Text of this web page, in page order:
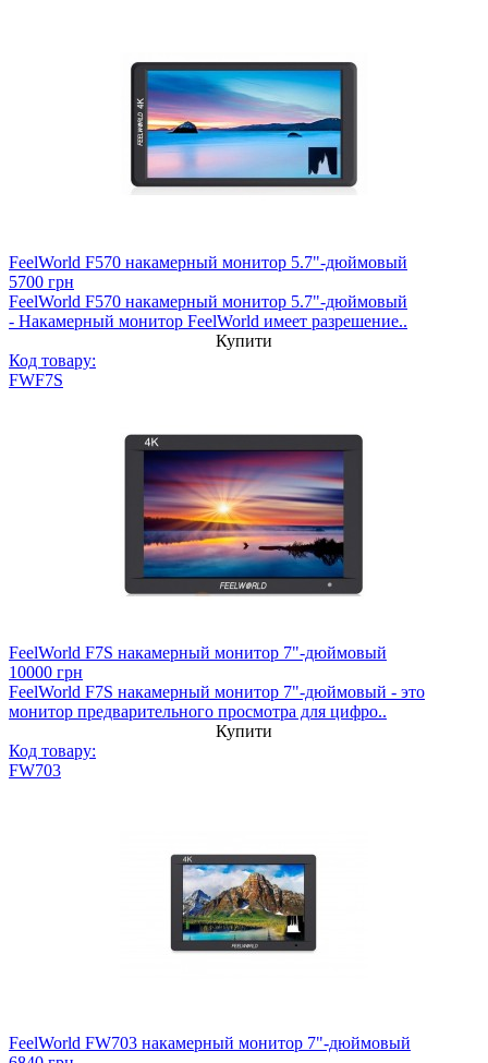
FeelWorld F570 накамерный монитор 5.7"-дюймовый
5700 грн
FeelWorld F570 накамерный монитор 5.7"-дюймовый
- Накамерный монитор FeelWorld имеет разрешение..
Купити
Код товару:
FWF7S
FeelWorld F7S накамерный монитор 7"-дюймовый
10000 грн
FeelWorld F7S накамерный монитор 7"-дюймовый - это
монитор предварительного просмотра для цифро..
Купити
Код товару:
FW703
FeelWorld FW703 накамерный монитор 7"-дюймовый